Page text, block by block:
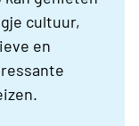
cultuur,
en